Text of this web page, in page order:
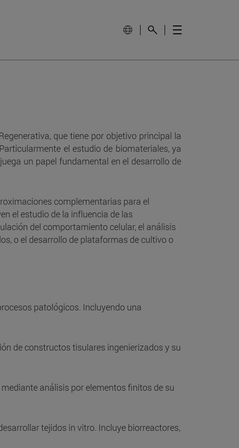
que tiene por objetivo principal la
el estudio de biomateriales, ya
un papel fundamental en el desarrollo de
complementarias para el
el estudio de la influencia de las
del comportamiento celular, el análisis
o el desarrollo de plataformas de cultivo o
patológicos. Incluyendo una
de constructos tisulares ingenierizados y su
análisis por elementos finitos de su
tejidos in vitro. Incluye biorreactores,